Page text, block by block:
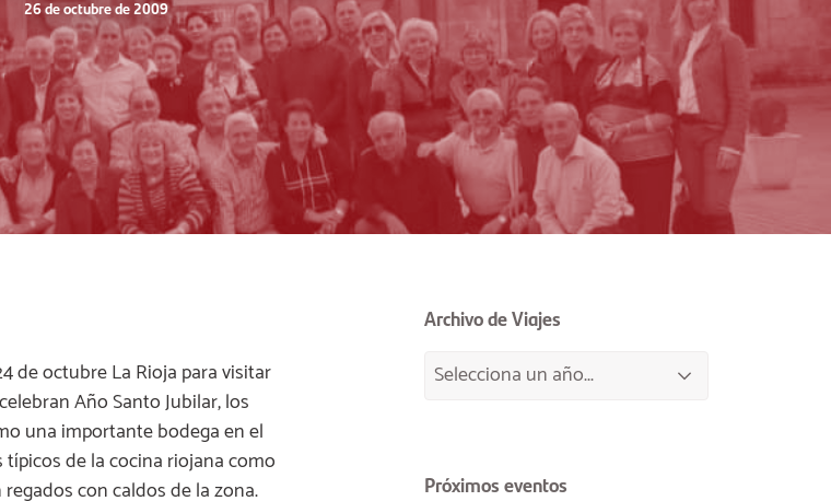
26 de octubre de 2009
de octubre La Rioja para visitar
Año Santo Jubilar, los
una importante bodega en el
de la cocina riojana como
con caldos de la zona.
Archivo de Viajes
Próximos eventos